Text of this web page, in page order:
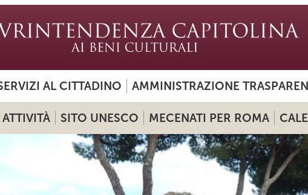
AL CITTADINO AMMINISTRAZIONE
ATTIVITÀ SITO UNESCO MECENATI PER ROMA